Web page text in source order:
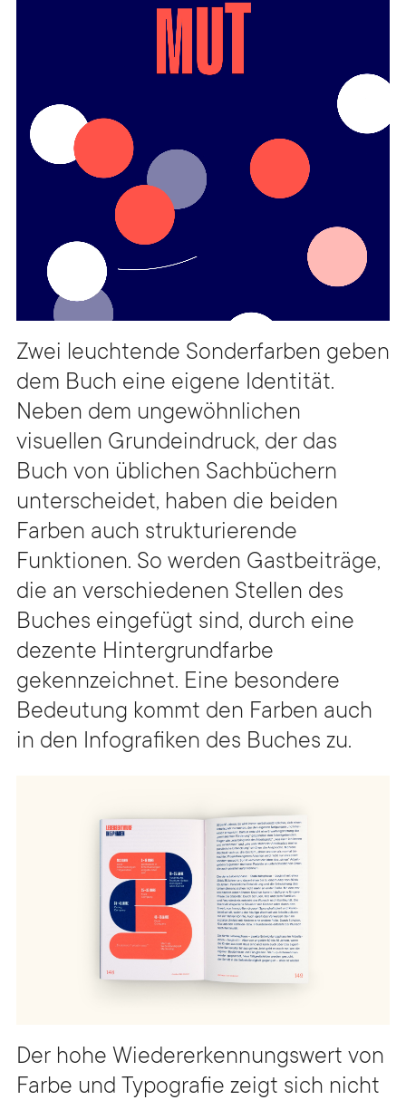
Zwei leuchtende Sonderfarben geben
dem Buch eine eigene Identität.
Neben dem ungewöhnlichen
visuellen Grundeindruck, der das
Buch von üblichen Sachbüchern
unterscheidet, haben die beiden
Farben auch strukturierende
Funktionen. So werden Gastbeiträge,
die an verschiedenen Stellen des
Buches eingefügt sind, durch eine
dezente Hintergrundfarbe
gekennzeichnet. Eine besondere
Bedeutung kommt den Farben auch
in den Infografiken des Buches zu.
Der hohe Wiedererkennungswert von
Farbe und Typografie zeigt sich nicht